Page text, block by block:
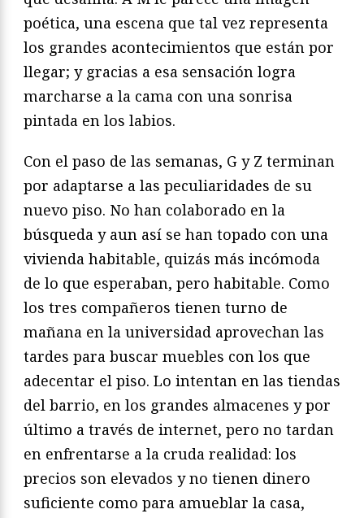
poética, una escena que tal vez representa
los grandes acontecimientos que están por
llegar; y gracias a esa sensación logra
marcharse a la cama con una sonrisa
pintada en los labios.
Con el paso de las semanas, G y Z terminan
por adaptarse a las peculiaridades de su
nuevo piso. No han colaborado en la
búsqueda y aun así se han topado con una
vivienda habitable, quizás más incómoda
de lo que esperaban, pero habitable. Como
los tres compañeros tienen turno de
mañana en la universidad aprovechan las
tardes para buscar muebles con los que
adecentar el piso. Lo intentan en las tiendas
del barrio, en los grandes almacenes y por
último a través de internet, pero no tardan
en enfrentarse a la cruda realidad: los
precios son elevados y no tienen dinero
suficiente como para amueblar la casa,